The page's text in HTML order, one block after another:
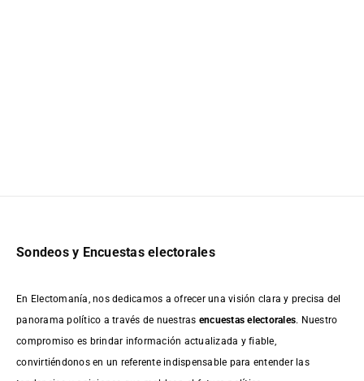
Sondeos y Encuestas electorales
En Electomanía, nos dedicamos a ofrecer una visión clara y precisa del
panorama político a través de nuestras encuestas electorales. Nuestro
compromiso es brindar información actualizada y fiable,
convirtiéndonos en un referente indispensable para entender las